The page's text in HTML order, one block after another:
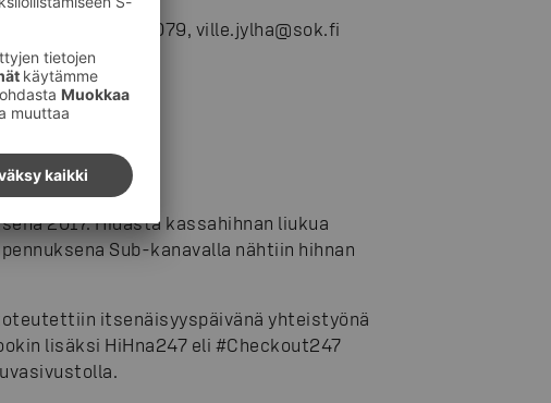
p. 010 76 70079, ville.jylha@sok.fi
2017. Hidasta kassahihnan liukua
Sub-kanavalla nähtiin hihnan
itsenäisyyspäivänä yhteistyönä
lisäksi HiHna247 eli #Checkout247